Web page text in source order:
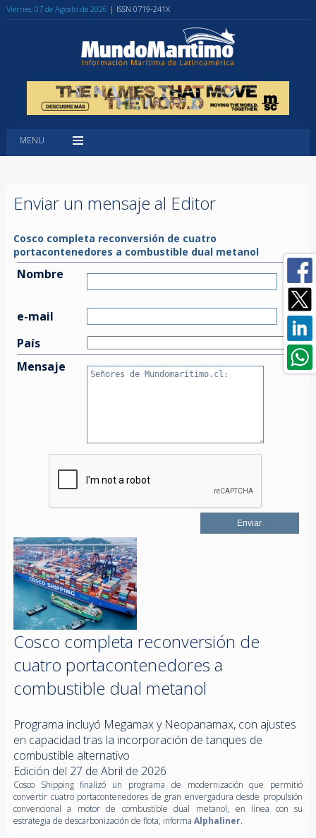
Viernes, 07 de Agosto de 2026 | ISSN 0719-241X
MENU
Enviar un mensaje al Editor
Cosco completa reconversión de cuatro
portacontenedores a combustible dual metanol
Nombre
e-mail
País
Mensaje
Cosco completa reconversión de
cuatro portacontenedores a
combustible dual metanol
Programa incluyó Megamax y Neopanamax, con ajustes
en capacidad tras la incorporación de tanques de
combustible alternativo
Edición del 27 de Abril de 2026
Cosco Shipping finalizó un programa de modernización que permitió
convertir cuatro portacontenedores de gran envergadura desde propulsión
convencional a motor de combustible dual metanol, en línea con su
estrategia de descarbonización de flota, informa Alphaliner.